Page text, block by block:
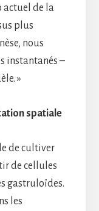
actuel de la
plus
nous
instantanés –
»
spatiale
de cultiver
de cellules
gastruloïdes.
les